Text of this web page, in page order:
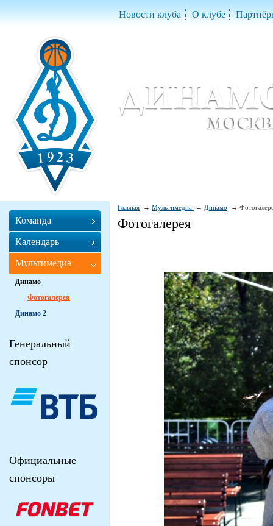
Новости клуба О клубе
Главная Мультимедиа Динамо
Фотогалерея
Команда
Календарь
Мультимедиа
Динамо
Фотогалерея
Динамо 2
Генеральный
спонсор
Официальные
спонсоры